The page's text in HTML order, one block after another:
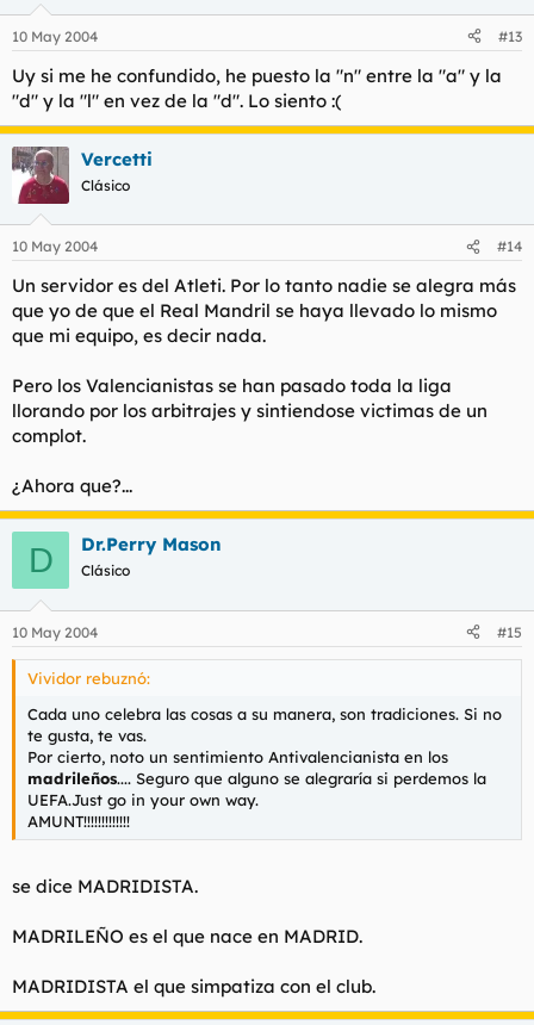
10 May 2004 #13
Uy si me he confundido, he puesto la "n" entre la "a" y la
"d" y la "l" en vez de la "d". Lo siento :(
Vercetti
Clásico
10 May 2004 #14
Un servidor es del Atleti. Por lo tanto nadie se alegra más
que yo de que el Real Mandril se haya llevado lo mismo
que mi equipo, es decir nada.
Pero los Valencianistas se han pasado toda la liga
llorando por los arbitrajes y sintiendose victimas de un
complot.
¿Ahora que?...
D Dr.Perry Mason
Clásico
10 May 2004 #15
Vividor rebuznó:
Cada uno celebra las cosas a su manera, son tradiciones. Si no
te gusta, te vas.
Por cierto, noto un sentimiento Antivalencianista en los
madrileños.... Seguro que alguno se alegraría si perdemos la
UEFA.Just go in your own way.
AMUNT!!!!!!!!!!!!!
se dice MADRIDISTA.
MADRILEÑO es el que nace en MADRID.
MADRIDISTA el que simpatiza con el club.